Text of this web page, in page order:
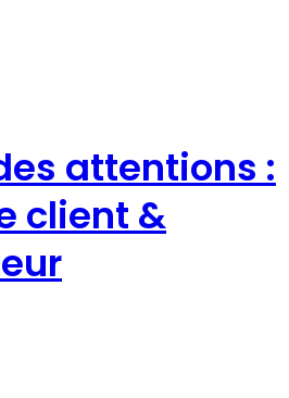
attentions :
client &